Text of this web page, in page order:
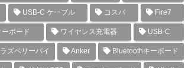
USB-C ケーブル コスパ Fire7
ボード ワイヤレス充電器 USB-C
ズベリーパイ Anker Bluetoothキーボード